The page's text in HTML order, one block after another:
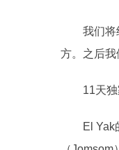
我们将
方。之后我
11天独
El Yak